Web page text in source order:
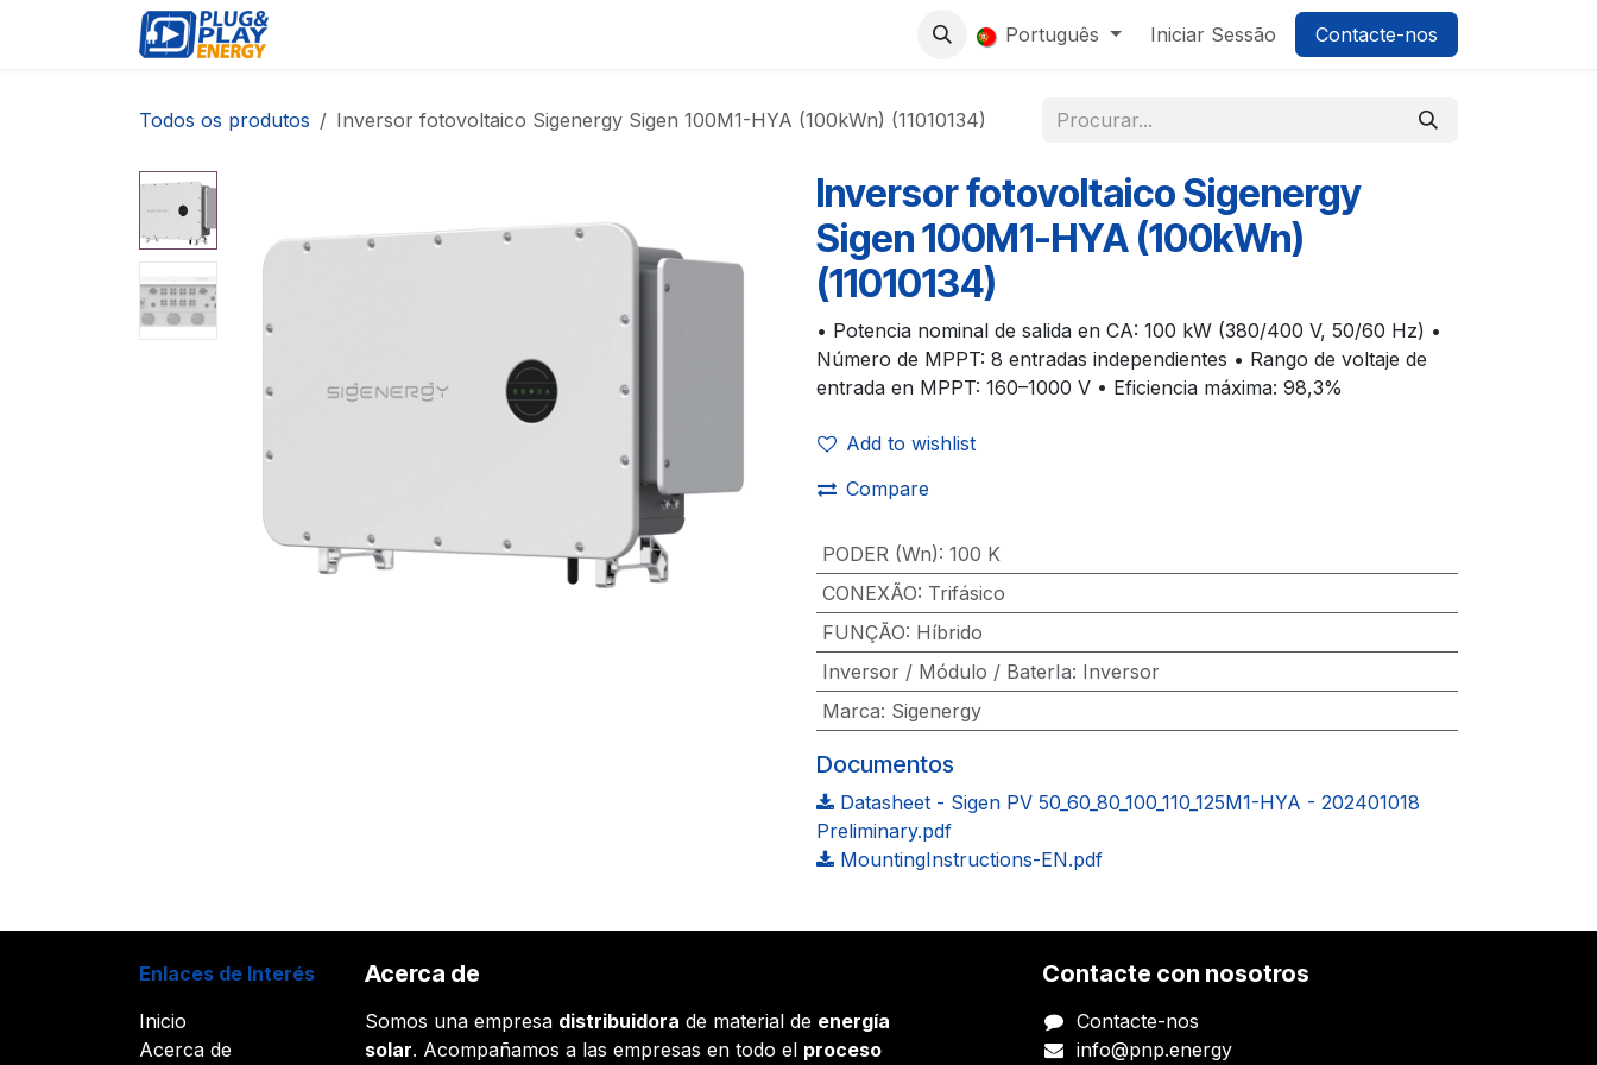
Pular para o conteúdo
0 Português Iniciar Sessão Contacte-nos
Todos os produtos Inversor fotovoltaico Sigenergy Sigen 100M1-HYA (100kWn) (11010134)
Inversor fotovoltaico Sigenergy
Sigen 100M1-HYA (100kWn)
(11010134)
• Potencia nominal de salida en CA: 100 kW (380/400 V, 50/60 Hz) •
Número de MPPT: 8 entradas independientes • Rango de voltaje de
entrada en MPPT: 160–1000 V • Eficiencia máxima: 98,3%
Add to wishlist
Compare
PODER (Wn): 100 K
CONEXÃO: Trifásico
FUNÇÃO: Híbrido
Inversor / Módulo / BaterIa: Inversor
Marca: Sigenergy
Documentos
Datasheet - Sigen PV 50_60_80_100_110_125M1-HYA - 202401018
Preliminary.pdf
MountingInstructions-EN.pdf
Enlaces de Interés
Inicio
Acerca de
Acerca de
Somos una empresa distribuidora de material de energía
solar. Acompañamos a las empresas en todo el proceso
Contacte con nosotros
Contacte-nos
info@pnp.energy